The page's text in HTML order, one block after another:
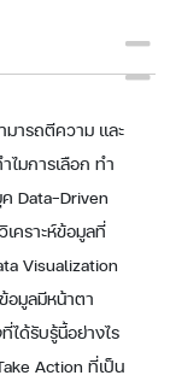
มารถตีความ และ
ไมการเลือก ทำ
Data-Driven
คราะห์ข้อมูลที่
Visualization
อมูลมีหน้าตา
ได้รับรู้นี้อย่างไร
Action ที่เป็น